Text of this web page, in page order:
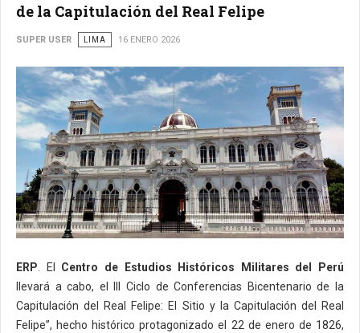
de la Capitulación del Real Felipe
SUPER USER LIMA 16 ENERO 2026
ERP . El
Centro de Estudios Históricos Militares del Perú
llevará a cabo, el III Ciclo de Conferencias Bicentenario de la
Capitulación del Real Felipe: El Sitio y la Capitulación del Real
Felipe”, hecho histórico protagonizado el 22 de enero de 1826,